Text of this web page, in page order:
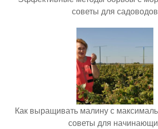
советы для садоводов
Как выращивать малину с
советы для